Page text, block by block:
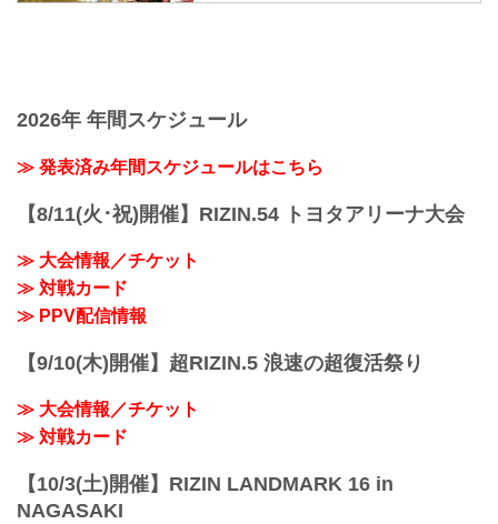
予定時間が前後することがありますので
会場
JR京浜東北線・JR上野東京ライン（宇都
宮線・高崎線）「さいたま新都心」駅か
試合リアルタイムで視聴しよう！
事前番組
日付 時間 放送・配信媒体 番組名・その
12/20（月） 20:30〜 RIZIN FF公式
2026年 年間スケジュール
≫ 発表済み年間スケジュールはこちら
【8/11(火･祝)開催】RIZIN.54 トヨタアリーナ大会
≫ 大会情報／チケット
≫ 対戦カード
≫ PPV配信情報
【9/10(木)開催】超RIZIN.5 浪速の超復活祭り
≫ 大会情報／チケット
≫ 対戦カード
【10/3(土)開催】RIZIN LANDMARK 16 in
NAGASAKI